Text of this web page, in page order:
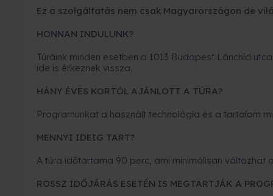
Ez a szolgáltatás nem csak Magyarországon de
HONNAN INDULUNK?
Túráink minden esetben a 1013 Budapest Lánchíd
ide is érkeznek vissza.
HÁNY ÉVES KORTÓL AJÁNLOTT A TÚRA?
Programunkat a használt technológia és a tartalom
MENNYI IDEIG TART?
A túra időtartama 90 perc, ami minimálisan
ROSSZ IDŐJÁRÁS ESETÉN IS MEGTARTJÁK A